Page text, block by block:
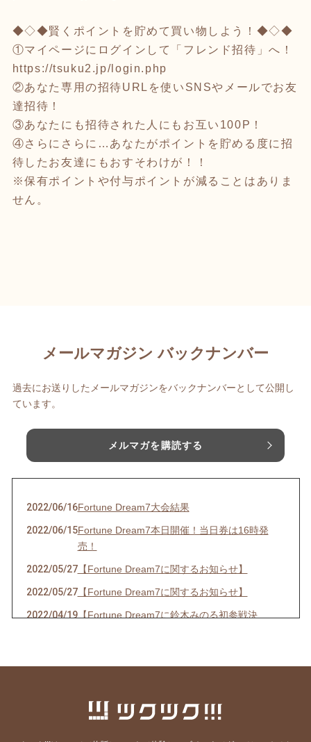
◆◇◆賢くポイントを貯めて買い物しよう！◆◇◆
①マイページにログインして「フレンド招待」へ！
https://tsuku2.jp/login.php
②あなた専用の招待URLを使いSNSやメールでお友
達招待！
③あなたにも招待された人にもお互い100P！
④さらにさらに…あなたがポイントを貯める度に招
待したお友達にもおすそわけが！！
※保有ポイントや付与ポイントが減ることはありま
せん。
メールマガジン バックナンバー
過去にお送りしたメールマガジンをバックナンバーとして公開し
ています。
メルマガを購読する
2022/06/16Fortune Dream7大会結果
2022/06/15Fortune Dream7本日開催！当日券は16時発
売！
2022/05/27【Fortune Dream7に関するお知らせ】
2022/05/27【Fortune Dream7に関するお知らせ】
2022/04/19【Fortune Dream7に鈴木みのる初参戦決
【出演情報】
【イベント開催のお知らせ】